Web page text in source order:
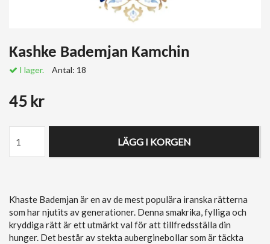
Kashke Bademjan Kamchin
I lager. Antal: 18
45 kr
LÄGG I KORGEN
Khaste Bademjan är en av de mest populära iranska rätterna
som har njutits av generationer. Denna smakrika, fylliga och
kryddiga rätt är ett utmärkt val för att tillfredsställa din
hunger. Det består av stekta auberginebollar som är täckta